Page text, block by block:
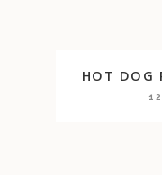
HOT DOG